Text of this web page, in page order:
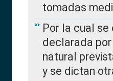
tomadas
Por la cual
declarada
natural
y se dictan